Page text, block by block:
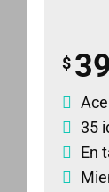
$ 39
35
En